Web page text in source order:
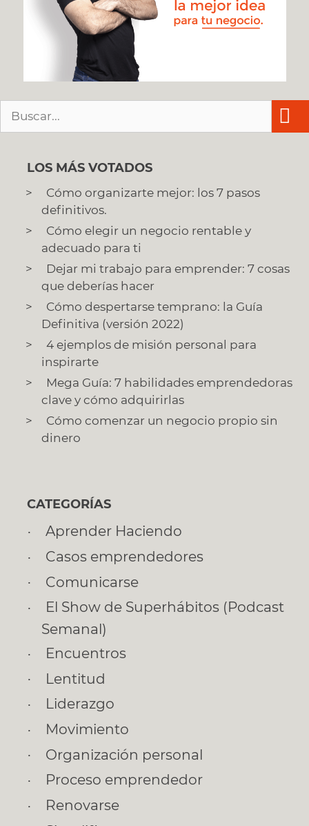
LOS MÁS VOTADOS
Cómo organizarte mejor: los 7 pasos
definitivos.
Cómo elegir un negocio rentable y
adecuado para ti
Dejar mi trabajo para emprender: 7 cosas
que deberías hacer
Cómo despertarse temprano: la Guía
Definitiva (versión 2022)
4 ejemplos de misión personal para
inspirarte
Mega Guía: 7 habilidades emprendedoras
clave y cómo adquirirlas
Cómo comenzar un negocio propio sin
dinero
CATEGORÍAS
Aprender Haciendo
Casos emprendedores
Comunicarse
El Show de Superhábitos (Podcast
Semanal)
Encuentros
Lentitud
Liderazgo
Movimiento
Organización personal
Proceso emprendedor
Renovarse